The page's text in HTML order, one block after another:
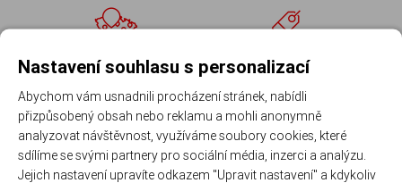
Široký sortiment a skladová
dostupnost po celé ČR
Skvělé ceny a věrnostní
programy
Doručení do 2 pracovních dnů Odborné poradenství v oblasti
nátěrových hmot
Nastavení souhlasu s personalizací
Abychom vám usnadnili procházení stránek, nabídli
přizpůsobený obsah nebo reklamu a mohli anonymně
analyzovat návštěvnost, využíváme soubory cookies, které
sdílíme se svými partnery pro sociální média, inzerci a analýzu.
Jejich nastavení upravíte odkazem "Upravit nastavení" a kdykoliv